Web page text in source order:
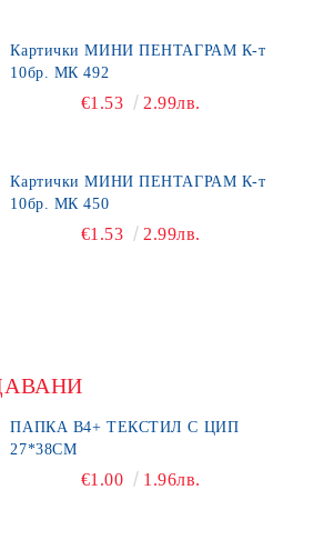
Картички МИНИ ПЕНТАГРАМ К-т
10бр. МК 492
€1.53 2.99лв.
Картички МИНИ ПЕНТАГРАМ К-т
10бр. МК 450
€1.53 2.99лв.
ПАПКА В4+ ТЕКСТИЛ С ЦИП
27*38СМ
€1.00 1.96лв.